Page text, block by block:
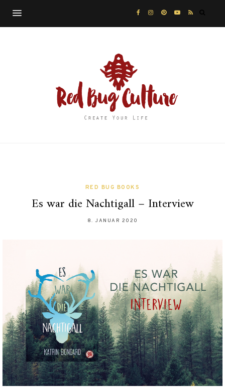
RED BUG BOOKS
Es war die Nachtigall – Interview
8. JANUAR 2020